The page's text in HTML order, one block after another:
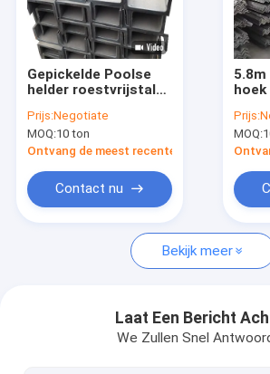
Over ons
Fabriekstocht
Neem contact met ons op
Nieuws
roestvrij staal vierkante buis
Gepickelde Poolse
helder roestvrijstalen
445
Prijs:Negotiate
MOQ:10 ton
Ontvang de meest recente Prijs
Contact nu
hoek
Prijs:
MOQ:
Bekijk meer
Laat Een Bericht
We Zullen Snel